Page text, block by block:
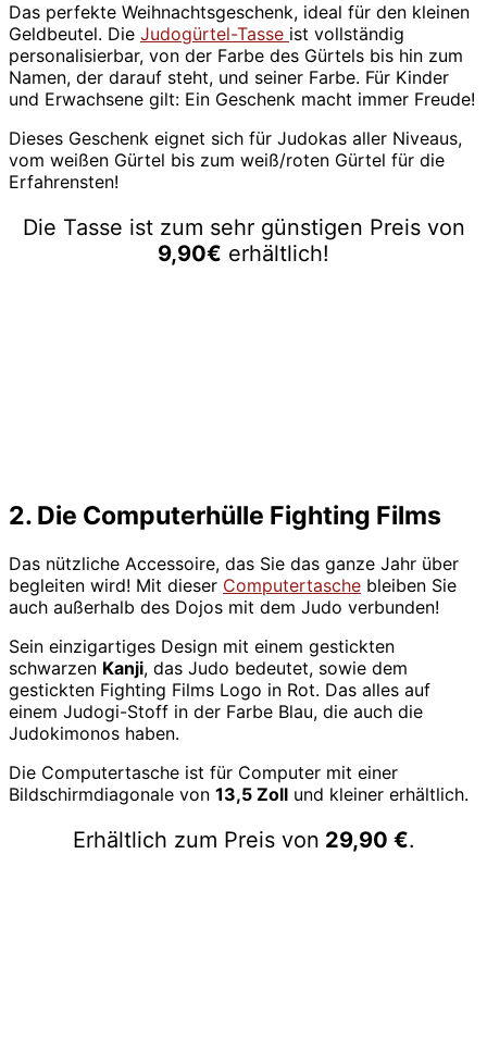
Das perfekte Weihnachtsgeschenk, ideal für den kleinen
Geldbeutel. Die Judogürtel-Tasse ist vollständig
personalisierbar, von der Farbe des Gürtels bis hin zum
Namen, der darauf steht, und seiner Farbe. Für Kinder
und Erwachsene gilt: Ein Geschenk macht immer Freude!
Dieses Geschenk eignet sich für Judokas aller Niveaus,
vom weißen Gürtel bis zum weiß/roten Gürtel für die
Erfahrensten!
Die Tasse ist zum sehr günstigen Preis von
9,90€ erhältlich!
2. Die Computerhülle Fighting Films
Das nützliche Accessoire, das Sie das ganze Jahr über
begleiten wird! Mit dieser Computertasche bleiben Sie
auch außerhalb des Dojos mit dem Judo verbunden!
Sein einzigartiges Design mit einem gestickten
schwarzen Kanji, das Judo bedeutet, sowie dem
gestickten Fighting Films Logo in Rot. Das alles auf
einem Judogi-Stoff in der Farbe Blau, die auch die
Judokimonos haben.
Die Computertasche ist für Computer mit einer
Bildschirmdiagonale von 13,5 Zoll und kleiner erhältlich.
Erhältlich zum Preis von 29,90 €.